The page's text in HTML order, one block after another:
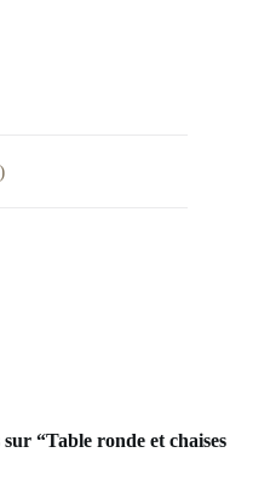
“Table ronde et chaises